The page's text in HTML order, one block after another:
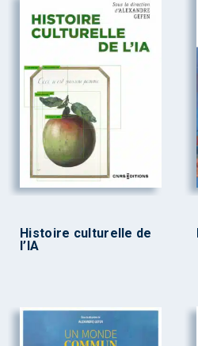
Histoire culturelle de
l’IA